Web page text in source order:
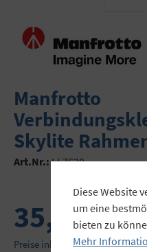
Manfrotto
Skylite
Art.Nr.:LL7620
35,90 €
Preise inkl. MwSt. zzgl.
Diese Website
um eine
bieten zu
Mehr